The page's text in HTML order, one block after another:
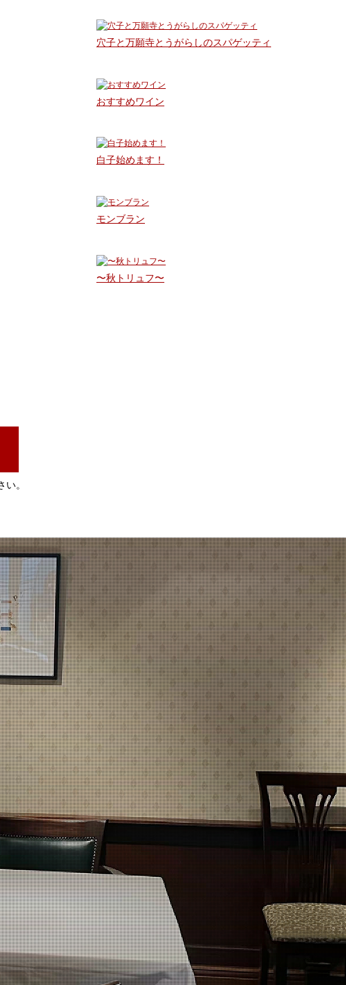
穴子と万願寺とうがらしのスパゲッティ
おすすめワイン
白子始めます！
モンブラン
〜秋トリュフ〜
。